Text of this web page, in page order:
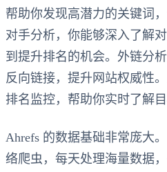
帮助你发现高潜力的关键词
对手分析，你能够深入了解
到提升排名的机会。外链分
反向链接，提升网站权威性
排名监控，帮助你实时了解
Ahrefs 的数据基础非常庞大
络爬虫，每天处理海量数据